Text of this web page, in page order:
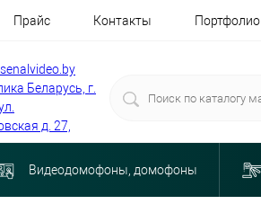
Прайс Контакты Портфолио
Беларусь, г.
д. 27,
Видеодомофоны, домофоны